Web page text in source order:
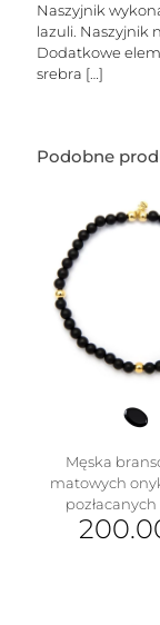
Naszyjnik
lazuli. Naszyjnik
Dodatkowe
srebra […]
Podobne
Męska
matowych